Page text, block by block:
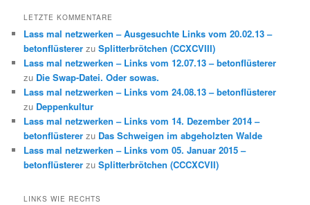
LETZTE KOMMENTARE
Lass mal netzwerken – Ausgesuchte Links vom 20.02.13 –
betonflüsterer zuSplitterbrötchen (CCXCVIII)
Lass mal netzwerken – Links vom 12.07.13 – betonflüsterer
zu Die Swap-Datei. Oder sowas.
Lass mal netzwerken – Links vom 24.08.13 – betonflüsterer
zu Deppenkultur
Lass mal netzwerken – Links vom 14. Dezember 2014 –
betonflüsterer zu Das Schweigen im abgeholzten Walde
Lass mal netzwerken – Links vom 05. Januar 2015 –
betonflüsterer zuSplitterbrötchen (CCCXCVII)
LINKS WIE RECHTS